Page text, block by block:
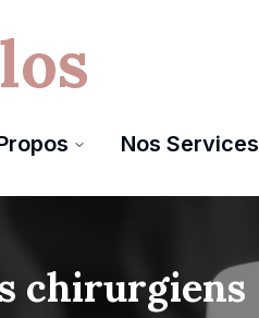
Nos Services
chirurgiens